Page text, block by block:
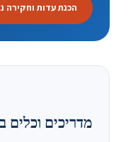
הכנת עדות וחקירה
מדריכים וכלים